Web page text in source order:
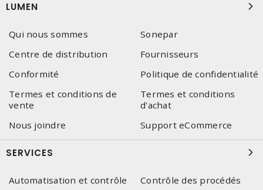
LUMEN
Qui nous sommes
Sonepar
Centre de distribution
Fournisseurs
Conformité
Politique de confidentialité
Termes et conditions de
vente
Termes et conditions
d'achat
Nous joindre
Support eCommerce
SERVICES
Automatisation et contrôle
Contrôle des procédés